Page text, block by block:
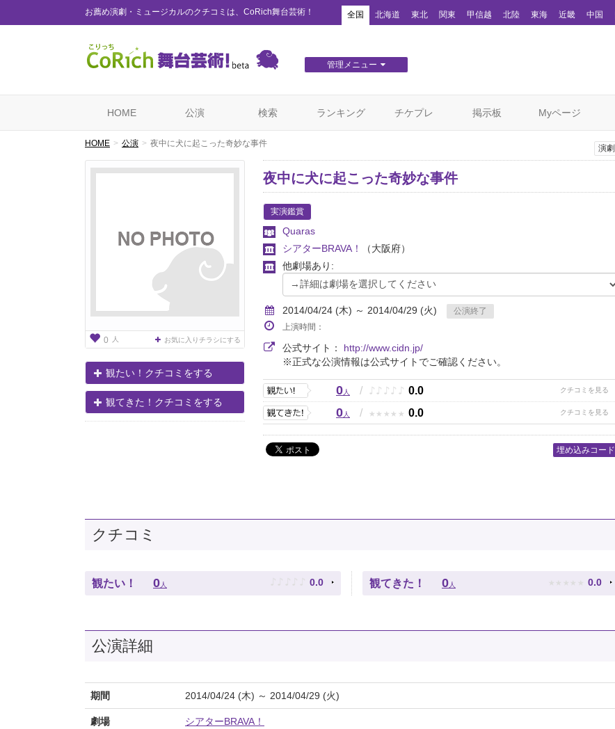
お薦め演劇・ミュージカルのクチコミは、CoRich舞台芸術！ 全国 北海道 東北 関東 甲信越 北陸 東海 近畿 中国
管理メニュー
HOME 公演 検索 ランキング チケプレ 掲示板 Myページ
HOME 公演 夜中に犬に起こった奇妙な事件
0 人 お気に入りチラシにする
観たい！クチコミをする
観てきた！クチコミをする
演劇
夜中に犬に起こった奇妙な事件
実演鑑賞
Quaras
シアターBRAVA！
（大阪府）
他劇場あり:
2014/04/24 (木) ～ 2014/04/29 (火)
公演終了
上演時間：
公式サイト： http://www.cidn.jp/
※正式な公演情報は公式サイトでご確認ください。
0人 / ♪ ♪ ♪ ♪ ♪ 0.0
0人 / ★ ★ ★ ★ ★ 0.0
埋め込みコード
クチコミ
観たい！ 0 人 ♪ ♪ ♪ ♪ ♪ 0.0 観てきた！ 0 人 ★ ★ ★ ★ ★ 0.0
公演詳細
期間 2014/04/24 (木) ～ 2014/04/29 (火)
劇場 シアターBRAVA！